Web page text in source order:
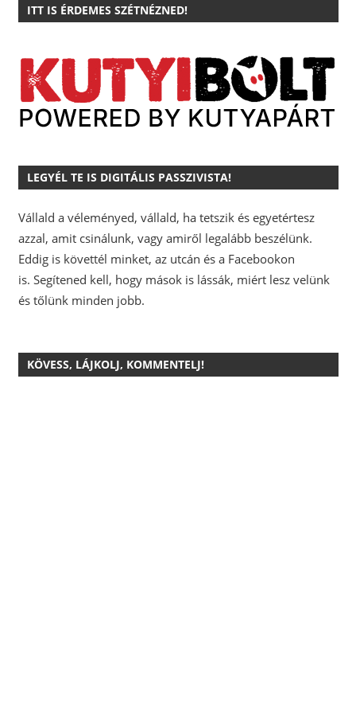
ITT IS ÉRDEMES SZÉTNÉZNED!
LEGYÉL TE IS DIGITÁLIS PASSZIVISTA!
Vállald a véleményed, vállald, ha tetszik és egyetértesz
azzal, amit csinálunk, vagy amiről legalább beszélünk.
Eddig is követtél minket, az utcán és a Facebookon
is. Segítened kell, hogy mások is lássák, miért lesz velünk
és tőlünk minden jobb.
KÖVESS, LÁJKOLJ, KOMMENTELJ!